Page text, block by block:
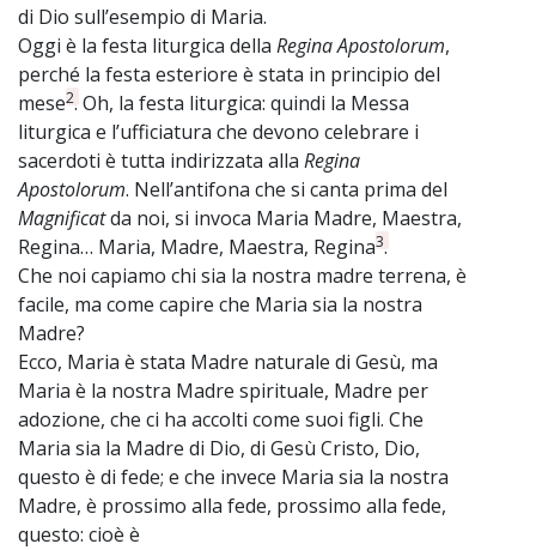
di Dio sull’esempio di Maria.
Oggi è la festa liturgica della Regina Apostolorum,
perché la festa esteriore è stata in principio del
mese2. Oh, la festa liturgica: quindi la Messa
liturgica e l’ufficiatura che devono celebrare i
sacerdoti è tutta indirizzata alla Regina
Apostolorum. Nell’antifona che si canta prima del
Magnificatda noi, si invoca Maria Madre, Maestra,
Regina… Maria, Madre, Maestra, Regina3.
Che noi capiamo chi sia la nostra madre terrena, è
facile, ma come capire che Maria sia la nostra
Madre?
Ecco, Maria è stata Madre naturale di Gesù, ma
Maria è la nostra Madre spirituale, Madre per
adozione, che ci ha accolti come suoi figli. Che
Maria sia la Madre di Dio, di Gesù Cristo, Dio,
questo è di fede; e che invece Maria sia la nostra
Madre, è prossimo alla fede, prossimo alla fede,
questo: cioè è